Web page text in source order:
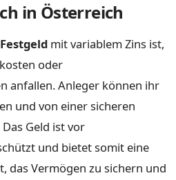
in Österreich
Festgeld mit variablem Zins ist,
oder
anfallen. Anleger können ihr
und von einer sicheren
Geld ist vor
und bietet somit eine
das Vermögen zu sichern und